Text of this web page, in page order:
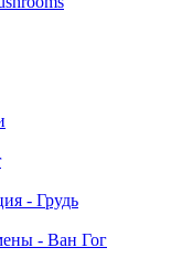
- Грудь
- Ван Гог